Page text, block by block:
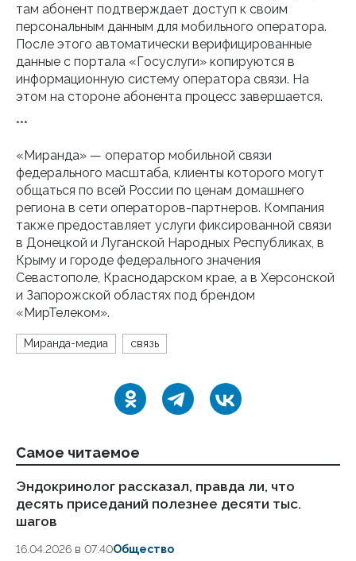
там абонент подтверждает доступ к своим
персональным данным для мобильного оператора.
После этого автоматически верифицированные
данные с портала «Госуслуги» копируются в
информационную систему оператора связи. На
этом на стороне абонента процесс завершается.
***
«Миранда» — оператор мобильной связи
федерального масштаба, клиенты которого могут
общаться по всей России по ценам домашнего
региона в сети операторов-партнеров. Компания
также предоставляет услуги фиксированной связи
в Донецкой и Луганской Народных Республиках, в
Крыму и городе федерального значения
Севастополе, Краснодарском крае, а в Херсонской
и Запорожской областях под брендом
«МирТелеком».
Миранда-медиа связь
Самое читаемое
Эндокринолог рассказал, правда ли, что
десять приседаний полезнее десяти тыс.
шагов
16.04.2026 в 07:40Общество